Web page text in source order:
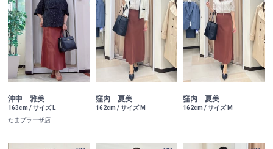
沖中 雅美
163cm / サイズ L
たまプラーザ店
窪内 夏美
162cm / サイズ M
窪内 夏美
162cm / サイズ M